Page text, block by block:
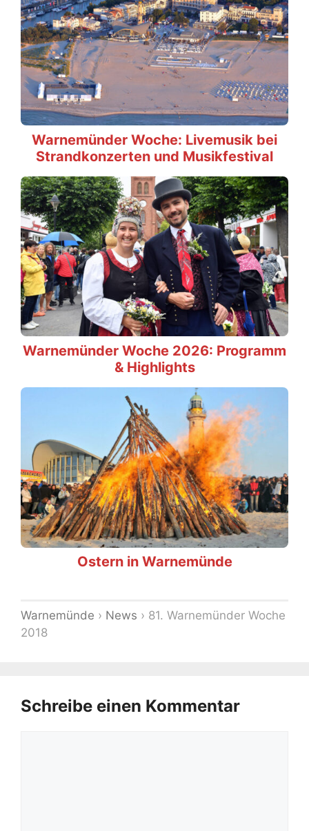
Warnemünder Woche: Livemusik bei
Strandkonzerten und Musikfestival
Warnemünder Woche 2026: Programm
& Highlights
Ostern in Warnemünde
Warnemünde › News › 81. Warnemünder Woche
2018
Schreibe einen Kommentar